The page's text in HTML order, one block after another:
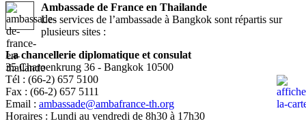
Ambassade de France en Thailande
Les services de l’ambassade à Bangkok sont répartis sur
plusieurs sites :
La chancellerie diplomatique et consulat
35 Charoenkrung 36 - Bangkok 10500
Tél : (66-2) 657 5100
Fax : (66-2) 657 5111
Email : ambassade@ambafrance-th.org
Horaires : Lundi au vendredi de 8h30 à 17h30